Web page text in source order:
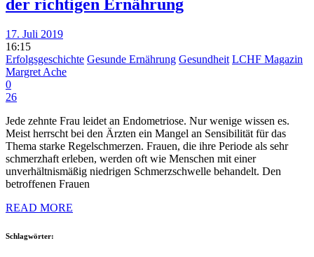
der richtigen Ernährung
17. Juli 2019
16:15
Erfolgsgeschichte Gesunde Ernährung Gesundheit LCHF Magazin
Margret Ache
0
26
Jede zehnte Frau leidet an Endometriose. Nur wenige wissen es.
Meist herrscht bei den Ärzten ein Mangel an Sensibilität für das
Thema starke Regelschmerzen. Frauen, die ihre Periode als sehr
schmerzhaft erleben, werden oft wie Menschen mit einer
unverhältnismäßig niedrigen Schmerzschwelle behandelt. Den
betroffenen Frauen
READ MORE
Schlagwörter: